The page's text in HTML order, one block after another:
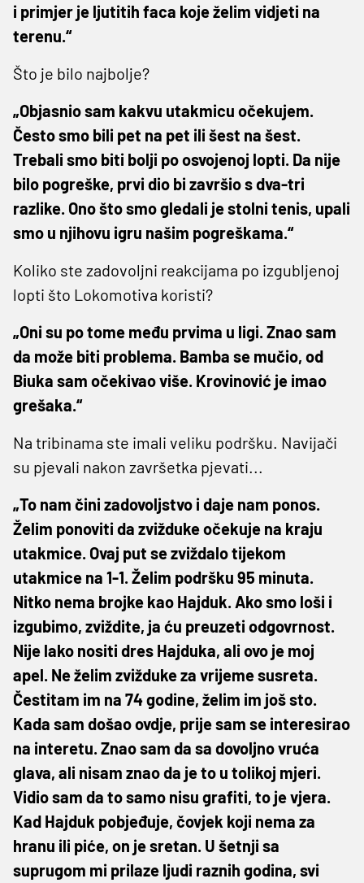
i primjer je ljutitih faca koje želim vidjeti na
terenu.“
Što je bilo najbolje?
„Objasnio sam kakvu utakmicu očekujem.
Često smo bili pet na pet ili šest na šest.
Trebali smo biti bolji po osvojenoj lopti. Da nije
bilo pogreške, prvi dio bi završio s dva-tri
razlike. Ono što smo gledali je stolni tenis, upali
smo u njihovu igru našim pogreškama.“
Koliko ste zadovoljni reakcijama po izgubljenoj
lopti što Lokomotiva koristi?
„Oni su po tome među prvima u ligi. Znao sam
da može biti problema. Bamba se mučio, od
Biuka sam očekivao više. Krovinović je imao
grešaka.“
Na tribinama ste imali veliku podršku. Navijači
su pjevali nakon završetka pjevati...
„To nam čini zadovoljstvo i daje nam ponos.
Želim ponoviti da zvižduke očekuje na kraju
utakmice. Ovaj put se zviždalo tijekom
utakmice na 1-1. Želim podršku 95 minuta.
Nitko nema brojke kao Hajduk. Ako smo loši i
izgubimo, zviždite, ja ću preuzeti odgovrnost.
Nije lako nositi dres Hajduka, ali ovo je moj
apel. Ne želim zvižduke za vrijeme susreta.
Čestitam im na 74 godine, želim im još sto.
Kada sam došao ovdje, prije sam se interesirao
na interetu. Znao sam da sa dovoljno vruća
glava, ali nisam znao da je to u tolikoj mjeri.
Vidio sam da to samo nisu grafiti, to je vjera.
Kad Hajduk pobjeđuje, čovjek koji nema za
hranu ili piće, on je sretan. U šetnji sa
suprugom mi prilaze ljudi raznih godina, svi